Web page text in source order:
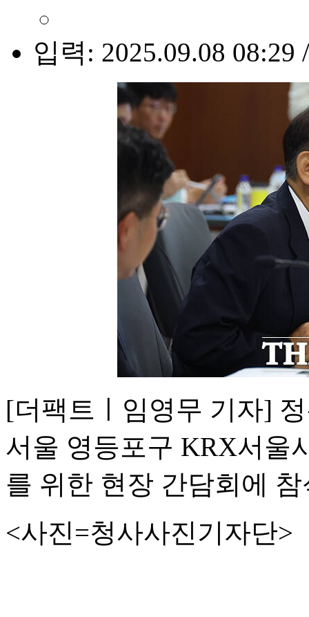
입력: 2025.09.08 08:29
[더팩트ㅣ임영무 기자]
서울 영등포구 KRX서울
를 위한 현장 간담회에
<사진=청사사진기자단>